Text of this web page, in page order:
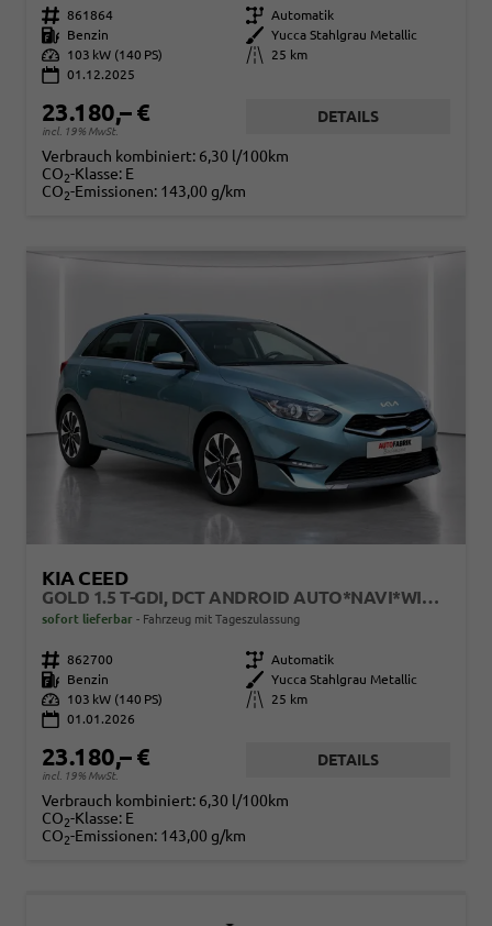
Fahrzeugnr. 861864 Getriebe Automatik
Kraftstoff
Benzin Außenfarbe
Yucca Stahlgrau Metallic
Leistung
103 kW (140 PS) Kilometerstand
25 km
01.12.2025
23.180,– €
incl. 19% MwSt.
DETAILS
Verbrauch kombiniert: 6,30 l/100km
CO2-Klasse: E
CO2-Emissionen: 143,00 g/km
KIA CEED
GOLD 1.5 T-GDI, DCT ANDROID AUTO*NAVI*WINTERPAK*KLIMAAUTO*16"*KAMERA*PRIVACYGLAS*
sofort lieferbar Fahrzeug mit Tageszulassung
Fahrzeugnr. 862700 Getriebe Automatik
Kraftstoff
Benzin Außenfarbe
Yucca Stahlgrau Metallic
Leistung
103 kW (140 PS) Kilometerstand
25 km
01.01.2026
23.180,– €
incl. 19% MwSt.
DETAILS
Verbrauch kombiniert: 6,30 l/100km
CO2-Klasse: E
CO2-Emissionen: 143,00 g/km